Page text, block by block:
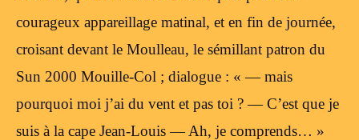
courageux appareillage matinal, et en fin de journée,
croisant devant le Moulleau, le sémillant patron du
Sun 2000 Mouille-Col ; dialogue : « — mais
pourquoi moi j’ai du vent et pas toi ? — C’est que je
suis à la cape Jean-Louis — Ah, je comprends… »